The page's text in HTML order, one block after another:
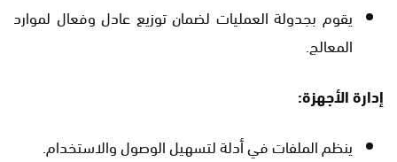
يقوم بجدولة العمليات لضمان توزيع عادل وفعال لموارد
المعالج.
إدارة الأجهزة:
ينظم الملفات في أدلة لتسهيل الوصول والاستخدام.